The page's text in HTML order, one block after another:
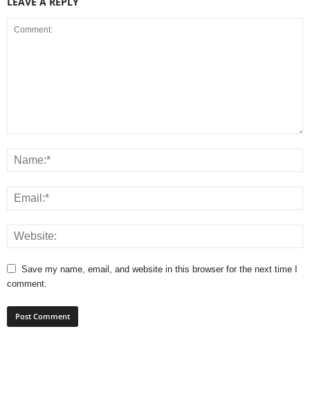
Save my name, email, and website in this browser for the next time I
comment.